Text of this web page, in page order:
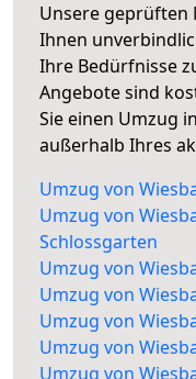
Unsere geprüften
Ihnen
Ihre Bedürfnisse
Angebote sind
Sie einen Umzug
außerhalb Ihres
Umzug von
Umzug von
Schlossgarten
Umzug von
Umzug von
Umzug von
Umzug von
Umzug von